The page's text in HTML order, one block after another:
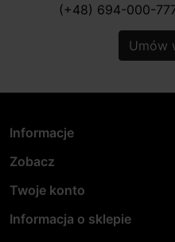
(+48) 694-000-
Umów
Informacje
Zobacz
Twoje konto
Informacja o sklepie